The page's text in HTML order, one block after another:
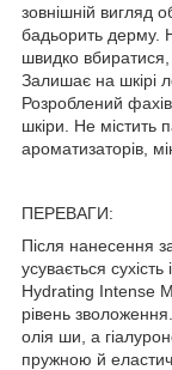
зовнішній вигляд
бадьорить дерму.
швидко
Залишає на шкірі
Розроблений
шкіри. Не містить
ароматизаторів,
ПЕРЕВАГИ:
Після нанесення
усувається
Hydrating Intense
рівень
олія ши, а
пружною й